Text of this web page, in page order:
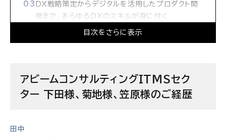
目次をさらに表示
DX戦略策定からデジタルを活用したプロダクト開
発まで、あらゆるDXのスキルが身に付く
心と体のパフォーマンスを最大限に発揮してクライ
知見や強みを共有できる人を求めている
アビームコンサルティングITMSセク
ター 下田様、菊地様、笠原様のご経歴
田中